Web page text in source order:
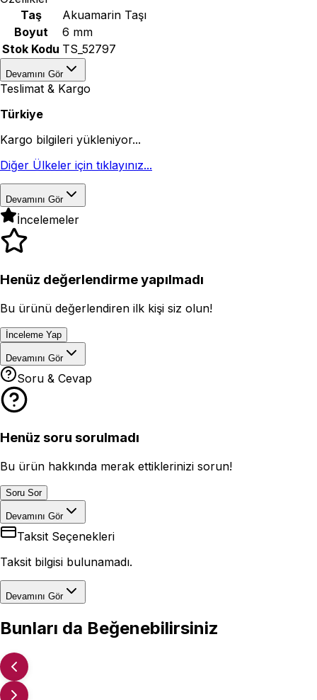
Taş
Akuamarin Taşı
Boyut
6 mm
Stok Kodu TS_52797
Devamını Gör
Teslimat & Kargo
Türkiye
Kargo bilgileri yükleniyor...
Diğer Ülkeler için tıklayınız...
Devamını Gör
İncelemeler
Henüz değerlendirme yapılmadı
Bu ürünü değerlendiren ilk kişi siz olun!
İnceleme Yap
Devamını Gör
Soru & Cevap
Henüz soru sorulmadı
Bu ürün hakkında merak ettiklerinizi sorun!
Soru Sor
Devamını Gör
Taksit Seçenekleri
Taksit bilgisi bulunamadı.
Devamını Gör
Bunları da Beğenebilirsiniz